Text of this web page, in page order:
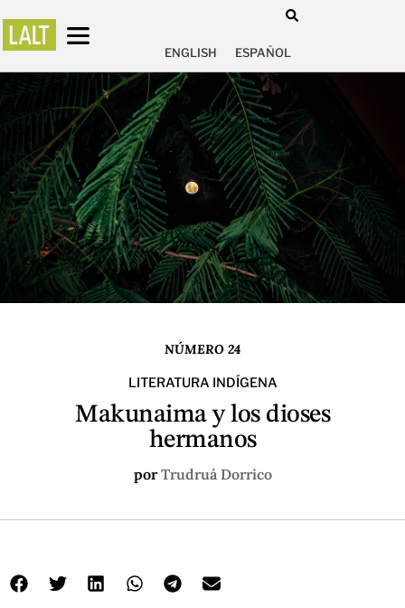
ENGLISH ESPAÑOL
NÚMERO 24
LITERATURA INDÍGENA
Makunaima y los dioses
hermanos
porTrudruá Dorrico